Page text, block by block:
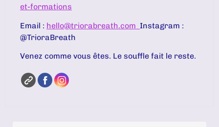
et-formations
Email : hello@triorabreath.com Instagram :
@TrioraBreath
Venez comme vous êtes. Le souffle fait le reste.